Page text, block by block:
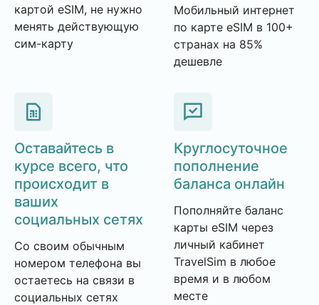
картой eSIM, не нужно
менять действующую
сим-карту
Мобильный интернет
по карте eSIM в 100+
странах на 85%
дешевле
Оставайтесь в
курсе всего, что
происходит в
ваших
социальных сетях
Со своим обычным
номером телефона вы
остаетесь на связи в
социальных сетях
Круглосуточное
пополнение
баланса онлайн
Пополняйте баланс
карты eSIM через
личный кабинет
TravelSim в любое
время и в любом
месте